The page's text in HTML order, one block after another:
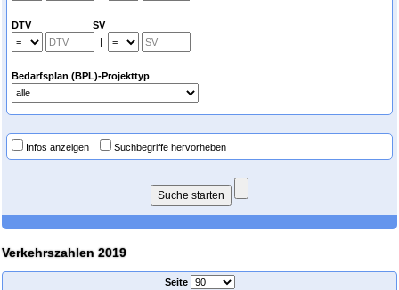
DTV SV
|
Bedarfsplan (BPL)-Projekttyp
Infos anzeigen Suchbegriffe hervorheben
Verkehrszahlen 2019
Seite